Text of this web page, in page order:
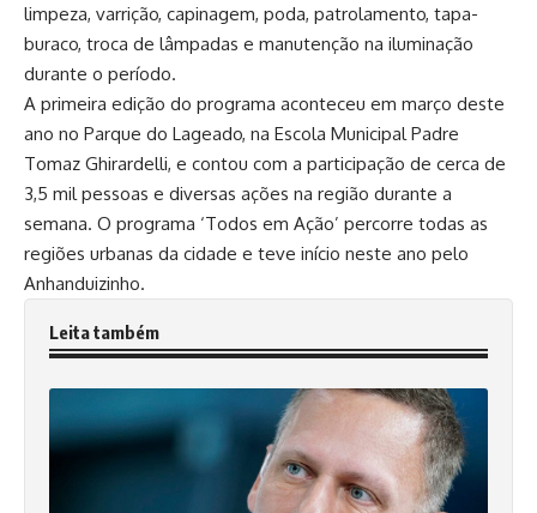
limpeza, varrição, capinagem, poda, patrolamento, tapa-
buraco, troca de lâmpadas e manutenção na iluminação
durante o período.
A primeira edição do programa aconteceu em março deste
ano no Parque do Lageado, na Escola Municipal Padre
Tomaz Ghirardelli, e contou com a participação de cerca de
3,5 mil pessoas e diversas ações na região durante a
semana. O programa ‘Todos em Ação’ percorre todas as
regiões urbanas da cidade e teve início neste ano pelo
Anhanduizinho.
Leita também